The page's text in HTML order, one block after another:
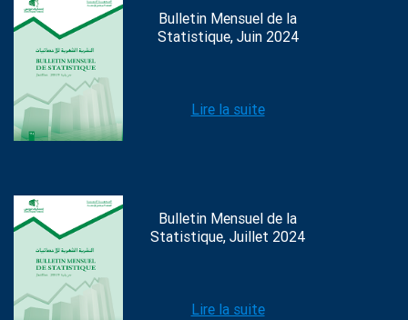
Bulletin Mensuel de la
Statistique, Juin 2024
Lire la suite
Bulletin Mensuel de la
Statistique, Juillet 2024
Lire la suite